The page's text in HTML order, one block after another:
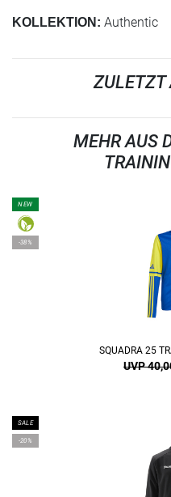
KOLLEKTION: Authentic
ZULETZT
MEHR AUS
NEW
-38%
SQUADRA 25
UVP
SALE
-20%